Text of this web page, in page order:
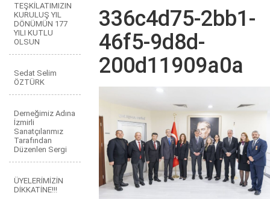
TEŞKİLATIMIZIN
KURULUŞ YIL
DÖNÜMÜN 177
YILI KUTLU
OLSUN
Sedat Selim
ÖZTÜRK
Derneğimiz Adına
İzmirli
Sanatçılarımız
Tarafından
Düzenlen Sergi
ÜYELERİMİZİN
DİKKATİNE!!!
336c4d75-2bb1-
46f5-9d8d-
200d11909a0a